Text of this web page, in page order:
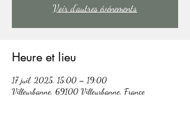
Voir d'autres événements
Heure et lieu
17 juil. 2025, 15:00 – 19:00
Villeurbanne, 69100 Villeurbanne, France